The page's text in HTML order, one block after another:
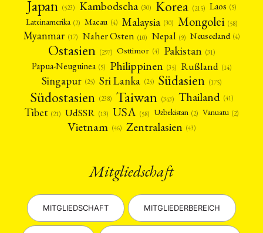
Japan (523) Kambodscha (30) Korea (215) Laos (5)
Lateinamerika (2) Macau (4) Malaysia (30) Mongolei (58)
Myanmar (17) Naher Osten (10) Nepal (9) Neuseeland (4)
Ostasien (297) Osttimor (4) Pakistan (31)
Papua-Neuguinea (5) Philippinen (35) Rußland (14)
Singapur (25) Sri Lanka (25) Südasien (175)
Südostasien (238) Taiwan (343) Thailand (41)
Tibet (21) UdSSR (13) USA (58) Uzbekistan (2) Vanuatu (2)
Vietnam (46) Zentralasien (43)
Mitgliedschaft
MITGLIEDSCHAFT MITGLIEDERBEREICH